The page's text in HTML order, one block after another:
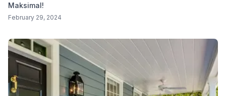
Maksimal!
February 29, 2024